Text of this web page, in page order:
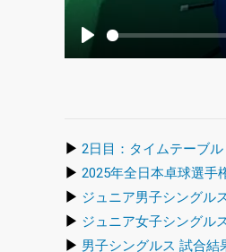
Play
▶ 2日目：タイムテーブル
▶ 2025年全日本卓球選手
▶ ジュニア男子シングル
▶ ジュニア女子シングル
▶ 男子シングルス 試合結